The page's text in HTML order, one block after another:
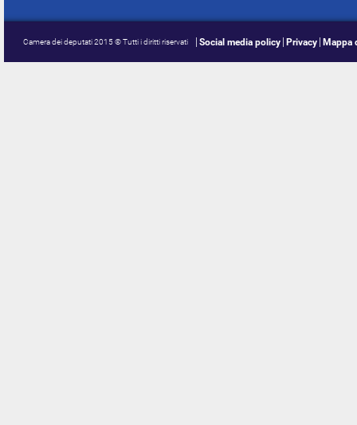
Camera dei deputati 2015 © Tutti i diritti riservati Social media policy Privacy Mappa